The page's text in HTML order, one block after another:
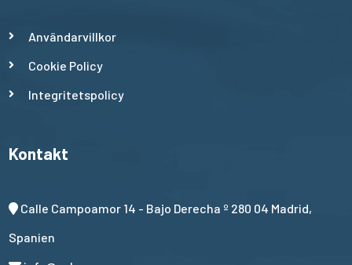
Användarvillkor
Cookie Policy
Integritetspolicy
Kontakt
Calle Campoamor 14 - Bajo Derecha º 280 04 Madrid,
Spanien